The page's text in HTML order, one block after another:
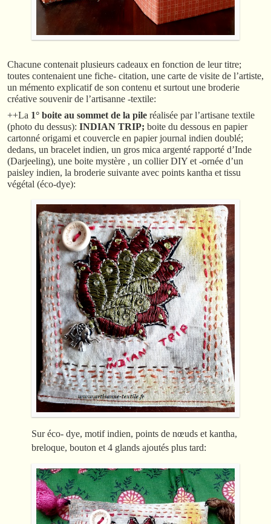
Chacune contenait plusieurs cadeaux en fonction de leur titre;
toutes contenaient une fiche- citation, une carte de visite de l’artiste,
un mémento explicatif de son contenu et surtout une broderie
créative souvenir de l’artisanne -textile:
++La 1° boite au sommet de la pile réalisée par l’artisane textile
(photo du dessus): INDIAN TRIP; boite du dessous en papier
cartonné origami et couvercle en papier journal indien doublé;
dedans, un bracelet indien, un gros mica argenté rapporté d’Inde
(Darjeeling), une boite mystère , un collier DIY et -ornée d’un
paisley indien, la broderie suivante avec points kantha et tissu
végétal (éco-dye):
Sur éco- dye, motif indien, points de nœuds et kantha,
breloque, bouton et 4 glands ajoutés plus tard: